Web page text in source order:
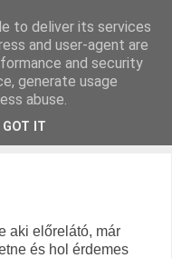
aki előrelátó, már
és hol érdemes
to deliver its services
and user-agent are
and security
generate usage
abuse.
GOT IT